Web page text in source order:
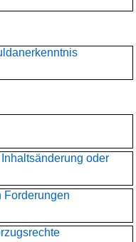
oder
Forderungen